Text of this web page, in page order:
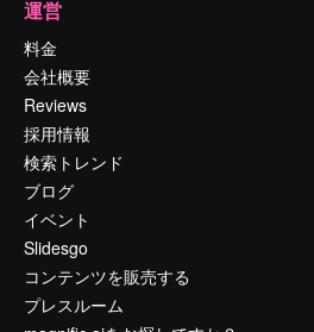
運営
料金
会社概要
Reviews
採用情報
検索トレンド
ブログ
イベント
Slidesgo
コンテンツを販売する
プレスルーム